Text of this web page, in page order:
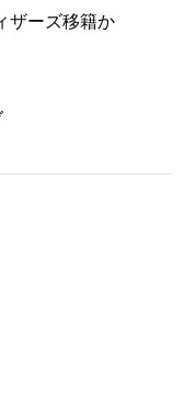
ザーズ移籍か